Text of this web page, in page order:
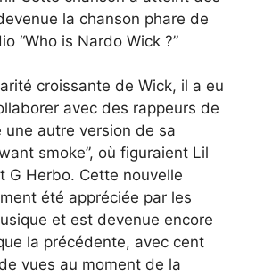
la chanson phare de
“Who is Nardo Wick ?”
croissante de Wick, il a eu
avec des rappeurs de
une autre version de sa
smoke”, où figuraient Lil
G Herbo. Cette nouvelle
été appréciée par les
et est devenue encore
la précédente, avec cent
vues au moment de la